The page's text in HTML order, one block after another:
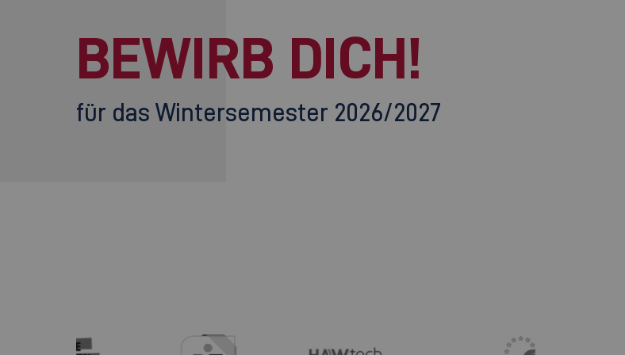
BEWIRB DICH!
für das Wintersemester 2026/2027